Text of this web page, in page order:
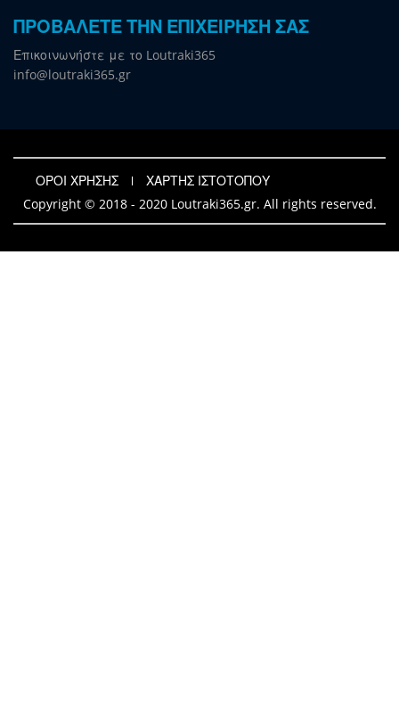
ΠΡΟΒΑΛΕΤΕ ΤΗΝ ΕΠΙΧΕΙΡΗΣΗ ΣΑΣ
Επικοινωνήστε με το Loutraki365
info@loutraki365.gr
ΟΡΟΙ ΧΡΗΣΗΣ
ΧΑΡΤΗΣ ΙΣΤΟΤΟΠΟΥ
Copyright © 2018 - 2020 Loutraki365.gr. All rights reserved.